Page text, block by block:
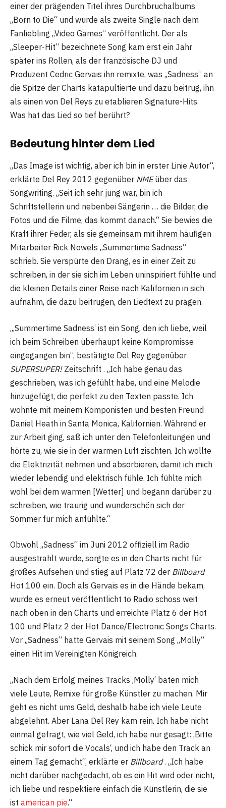
einer der prägenden Titel ihres Durchbruchalbums
„Born to Die“ und wurde als zweite Single nach dem
Fanliebling „Video Games“ veröffentlicht. Der als
„Sleeper-Hit“ bezeichnete Song kam erst ein Jahr
später ins Rollen, als der französische DJ und
Produzent Cedric Gervais ihn remixte, was „Sadness“ an
die Spitze der Charts katapultierte und dazu beitrug, ihn
als einen von Del Reys zu etablieren Signature-Hits.
Was hat das Lied so tief berührt?
Bedeutung hinter dem Lied
„Das Image ist wichtig, aber ich bin in erster Linie Autor“,
erklärte Del Rey 2012 gegenüber NMEüber das
Songwriting. „Seit ich sehr jung war, bin ich
Schriftstellerin und nebenbei Sängerin … die Bilder, die
Fotos und die Filme, das kommt danach.“ Sie bewies die
Kraft ihrer Feder, als sie gemeinsam mit ihrem häufigen
Mitarbeiter Rick Nowels „Summertime Sadness“
schrieb. Sie verspürte den Drang, es in einer Zeit zu
schreiben, in der sie sich im Leben uninspiriert fühlte und
die kleinen Details einer Reise nach Kalifornien in sich
aufnahm, die dazu beitrugen, den Liedtext zu prägen.
„‚Summertime Sadness‘ ist ein Song, den ich liebe, weil
ich beim Schreiben überhaupt keine Kompromisse
eingegangen bin“, bestätigte Del Rey gegenüber
SUPERSUPER! Zeitschrift . „Ich habe genau das
geschrieben, was ich gefühlt habe, und eine Melodie
hinzugefügt, die perfekt zu den Texten passte. Ich
wohnte mit meinem Komponisten und besten Freund
Daniel Heath in Santa Monica, Kalifornien. Während er
zur Arbeit ging, saß ich unter den Telefonleitungen und
hörte zu, wie sie in der warmen Luft zischten. Ich wollte
die Elektrizität nehmen und absorbieren, damit ich mich
wieder lebendig und elektrisch fühle. Ich fühlte mich
wohl bei dem warmen [Wetter] und begann darüber zu
schreiben, wie traurig und wunderschön sich der
Sommer für mich anfühlte.“
Obwohl „Sadness“ im Juni 2012 offiziell im Radio
ausgestrahlt wurde, sorgte es in den Charts nicht für
großes Aufsehen und stieg auf Platz 72 der Billboard
Hot 100 ein. Doch als Gervais es in die Hände bekam,
wurde es erneut veröffentlicht to Radio schoss weit
nach oben in den Charts und erreichte Platz 6 der Hot
100 und Platz 2 der Hot Dance/Electronic Songs Charts.
Vor „Sadness“ hatte Gervais mit seinem Song „Molly“
einen Hit im Vereinigten Königreich.
„Nach dem Erfolg meines Tracks ‚Molly‘ baten mich
viele Leute, Remixe für große Künstler zu machen. Mir
geht es nicht ums Geld, deshalb habe ich viele Leute
abgelehnt. Aber Lana Del Rey kam rein. Ich habe nicht
einmal gefragt, wie viel Geld, ich habe nur gesagt: ‚Bitte
schick mir sofort die Vocals‘, und ich habe den Track an
einem Tag gemacht“, erklärte er Billboard. „Ich habe
nicht darüber nachgedacht, ob es ein Hit wird oder nicht,
ich liebe und respektiere einfach die Künstlerin, die sie
ist american pie.“